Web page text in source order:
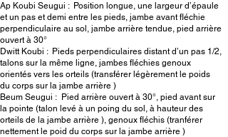
Ap Koubi Seugui : Position longue, une largeur d’épaule
et un pas et demi entre les pieds, jambe avant fléchie
perpendiculaire au sol, jambe arrière tendue, pied arrière
ouvert à 30°
Dwitt Koubi : Pieds perpendiculaires distant d’un pas 1/2,
talons sur la même ligne, jambes fléchies genoux
orientés vers les orteils (transférer légèrement le poids
du corps sur la jambe arrière )
Beum Seugui : Pied arrière ouvert à 30°, pied avant sur
la pointe (talon levé à un poing du sol, à hauteur des
orteils de la jambe arrière ), genoux fléchis (tranférer
nettement le poid du corps sur la jambe arrière )